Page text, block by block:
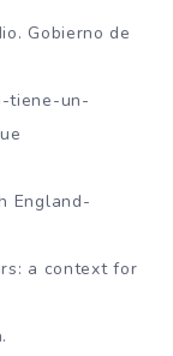
Gobierno de
tiene-un-
England-
a context for